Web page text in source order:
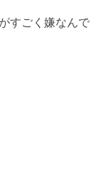
すごく嫌なんで